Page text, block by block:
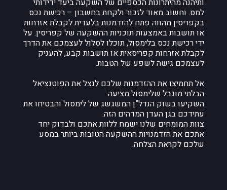
ותיהנה מהיתרונות הכספיים של השקעה ביעד ידידותי
למס. וחשוב מאוד לזכור ולקחת בחשבון – רכישת נכס
בקפריסין מהווה פתח להזדמנות בלעדית לקבלת אזרחות
או תושבות באמצעות תוכניות ההשקעה של קפריסין. על
ידי רכישת נכס בלימסול, תוכלו לסלול לעצמכם את הדרך
לקבלת אזרחות קפריסאית או תושבות קבע, להעניק
לעצמכם גישה לשפע של הטבות.
אל תחמיצו את ההזדמנות שלכם לנצל את הפוטנציאל
הבלתי מוגבל שלימסול מציעה.
השקיעו בשוק הנדל”ן המשגשג של לימסול והבטיחו את
עתידכם בגן העדן המדהים הזה.
צוות המומחים שלנו ישמח ללוות אתכם ולבדוק יחד
אתכם את הזדמנויות ההשקעה הטובות ביותר במסע
שלכם לקראת הצלחה.